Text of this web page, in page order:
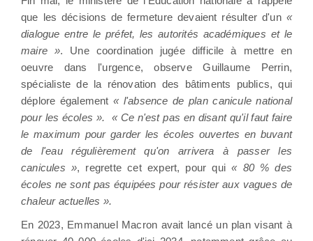
que les décisions de fermeture devaient résulter d'un «
dialogue entre le préfet, les autorités académiques et le
maire ». Une coordination jugée difficile à mettre en
oeuvre dans l'urgence, observe Guillaume Perrin,
spécialiste de la rénovation des bâtiments publics, qui
déplore également« l'absence de plan canicule national
pour les écoles ». « Ce n'est pas en disant qu'il faut faire
le maximum pour garder les écoles ouvertes en buvant
de l'eau régulièrement qu'on arrivera à passer les
canicules », regrette cet expert, pour qui« 80 % des
écoles ne sont pas équipées pour résister aux vagues de
chaleur actuelles ».
En 2023, Emmanuel Macron avait lancé un plan visant à